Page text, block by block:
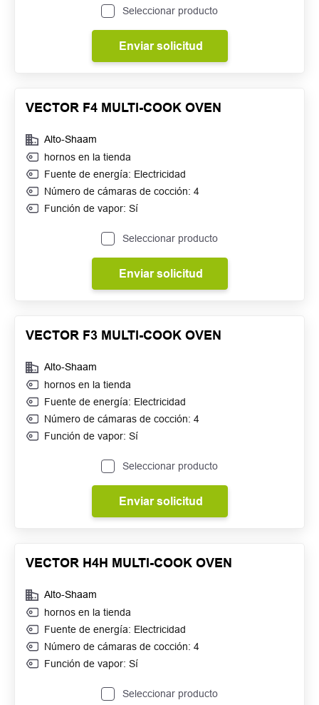
Seleccionar producto
Enviar solicitud
VECTOR F4 MULTI-COOK OVEN
Alto-Shaam
hornos en la tienda
Fuente de energía: Electricidad
Número de cámaras de cocción: 4
Función de vapor: Sí
Seleccionar producto
Enviar solicitud
VECTOR F3 MULTI-COOK OVEN
Alto-Shaam
hornos en la tienda
Fuente de energía: Electricidad
Número de cámaras de cocción: 4
Función de vapor: Sí
Seleccionar producto
Enviar solicitud
VECTOR H4H MULTI-COOK OVEN
Alto-Shaam
hornos en la tienda
Fuente de energía: Electricidad
Número de cámaras de cocción: 4
Función de vapor: Sí
Seleccionar producto